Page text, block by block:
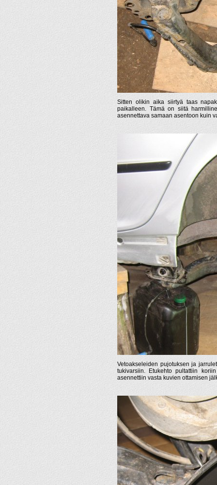
Sitten olikin aika siirtyä taas
paikalleen. Tämä on siitä
asennettava samaan asentoon kuin
Vetoakseleiden pujotuksen ja
tukivarsiin. Etukehto pultattiin
asennettiin vasta kuvien ottamisen